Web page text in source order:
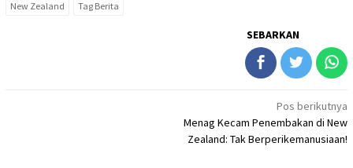
New Zealand Tag Berita
SEBARKAN
Pos berikutnya
Menag Kecam Penembakan di New
Zealand: Tak Berperikemanusiaan!